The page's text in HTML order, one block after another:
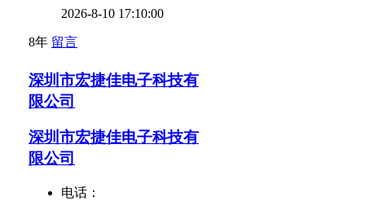
2026-8-10 17:10:00
8年 留言
深圳市宏捷佳电子科技有
限公司
深圳市宏捷佳电子科技有
限公司
电话：